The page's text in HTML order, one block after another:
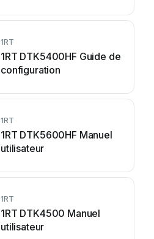
1RT
1RT DTK5400HF Guide de
configuration
1RT
1RT DTK5600HF Manuel
utilisateur
1RT
1RT DTK4500 Manuel
utilisateur